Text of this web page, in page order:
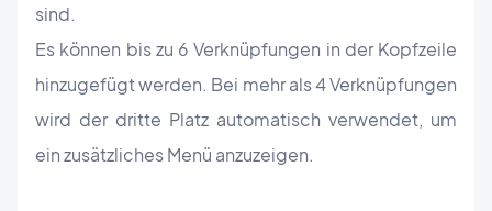
sind.
Es können bis zu 6 Verknüpfungen in der Kopfzeile
hinzugefügt werden. Bei mehr als 4 Verknüpfungen
wird der dritte Platz automatisch verwendet, um
ein zusätzliches Menü anzuzeigen.